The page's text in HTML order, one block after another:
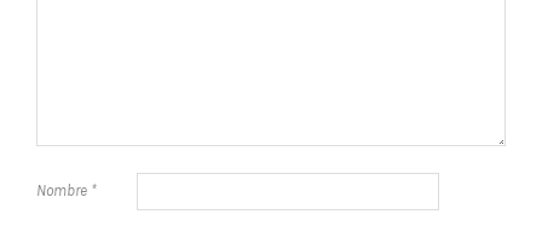
Nombre *